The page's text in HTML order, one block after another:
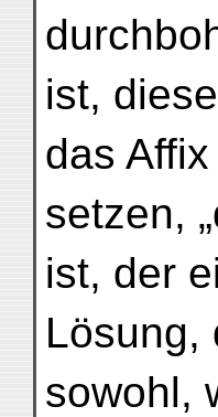
ist,
das
setzen,
ist, der
Lösung,
sowohl,